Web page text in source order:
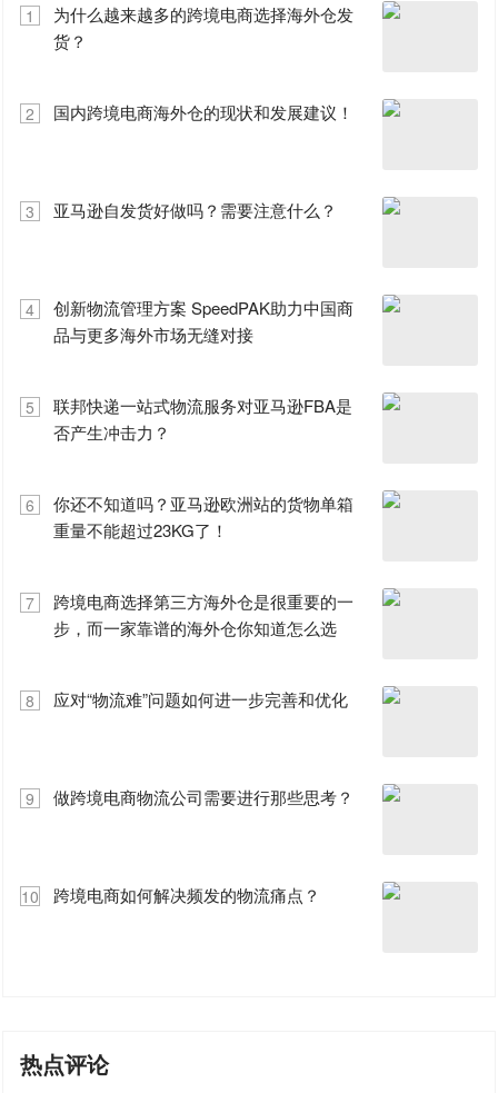
1
为什么越来越多的跨境电商选择海外仓发
货？
2 国内跨境电商海外仓的现状和发展建议！
3 亚马逊自发货好做吗？需要注意什么？
4
创新物流管理方案 SpeedPAK助力中国商
品与更多海外市场无缝对接
5
联邦快递一站式物流服务对亚马逊FBA是
否产生冲击力？
6
你还不知道吗？亚马逊欧洲站的货物单箱
重量不能超过23KG了！
7
跨境电商选择第三方海外仓是很重要的一
步，而一家靠谱的海外仓你知道怎么选
8 应对“物流难”问题如何进一步完善和优化
9 做跨境电商物流公司需要进行那些思考？
10 跨境电商如何解决频发的物流痛点？
热点评论